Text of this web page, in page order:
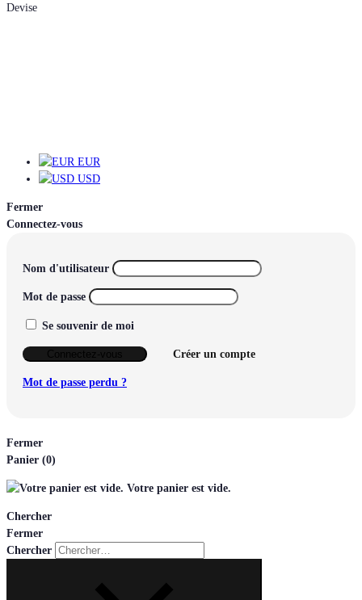
Devise
EUR
USD
Fermer
Connectez-vous
Nom d'utilisateur
Mot de passe
Se souvenir de moi
Créer un compte
Mot de passe perdu ?
Fermer
Panier (0)
Votre panier est vide.
Chercher
Fermer
Chercher